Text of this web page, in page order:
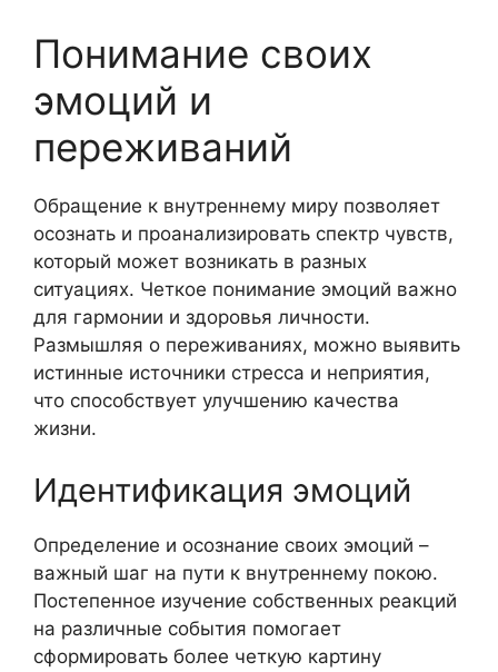
Понимание своих
эмоций и
переживаний
Обращение к внутреннему миру позволяет
осознать и проанализировать спектр чувств,
который может возникать в разных
ситуациях. Четкое понимание эмоций важно
для гармонии и здоровья личности.
Размышляя о переживаниях, можно выявить
истинные источники стресса и неприятия,
что способствует улучшению качества
жизни.
Идентификация эмоций
Определение и осознание своих эмоций –
важный шаг на пути к внутреннему покою.
Постепенное изучение собственных реакций
на различные события помогает
сформировать более четкую картину